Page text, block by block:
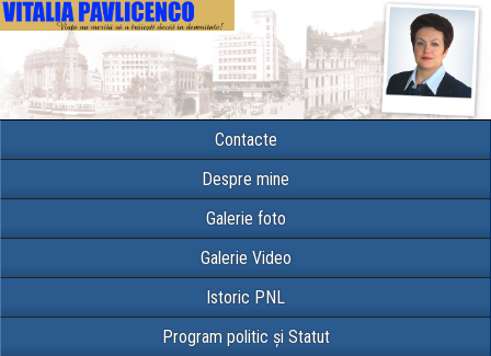
Contacte
Despre mine
Galerie foto
Galerie Video
Istoric PNL
Program politic și Statut